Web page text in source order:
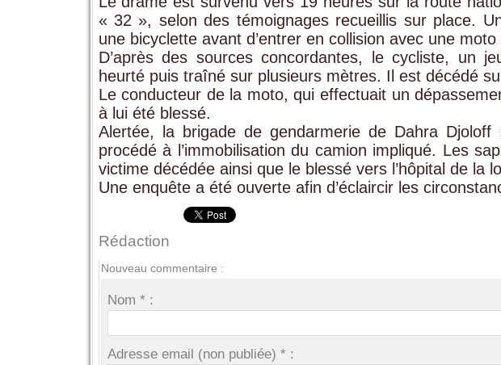
« 32 », selon des témoignages recueillis sur place.
une bicyclette avant d’entrer en collision avec une
D’après des sources concordantes, le cycliste, un
heurté puis traîné sur plusieurs mètres. Il est décédé
Le conducteur de la moto, qui effectuait un
à lui été blessé.
Alertée, la brigade de gendarmerie de Dahra
procédé à l’immobilisation du camion impliqué. Les
victime décédée ainsi que le blessé vers l’hôpital de la
Une enquête a été ouverte afin d’éclaircir les
Rédaction
Nouveau commentaire :
Nom * :
Adresse email (non publiée) * :